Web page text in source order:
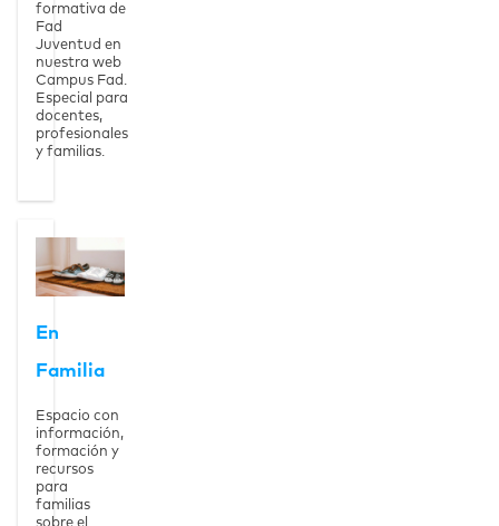
formativa de
Fad
Juventud en
nuestra web
Campus Fad.
Especial para
docentes,
profesionales
y familias.
En
Familia
Espacio con
información,
formación y
recursos
para
familias